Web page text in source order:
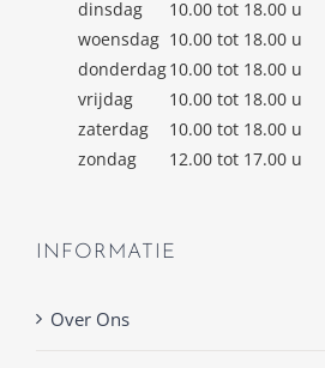
dinsdag
10.00 tot 18.00 u
woensdag 10.00 tot 18.00 u
donderdag10.00 tot 18.00 u
vrijdag
10.00 tot 18.00 u
zaterdag
10.00 tot 18.00 u
zondag
12.00 tot 17.00 u
INFORMATIE
Over Ons